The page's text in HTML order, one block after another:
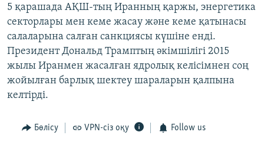
5 қарашада АҚШ-тың Иранның қаржы, энергетика
секторлары мен кеме жасау және кеме қатынасы
салаларына салған санкциясы күшіне енді.
Президент Дональд Трамптың әкімшілігі 2015
жылы Иранмен жасалған ядролық келісімнен соң
жойылған барлық шектеу шараларын қалпына
келтірді.
Бөлісу VPN-сіз оқу Follow us